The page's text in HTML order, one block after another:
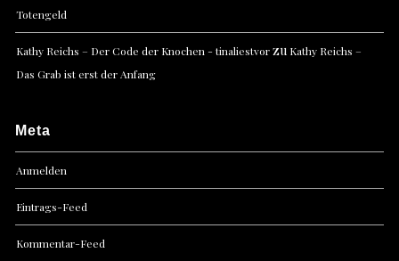
Totengeld
Kathy Reichs – Der Code der Knochen - tinaliestvorzu Kathy Reichs –
Das Grab ist erst der Anfang
Meta
Anmelden
Eintrags-Feed
Kommentar-Feed